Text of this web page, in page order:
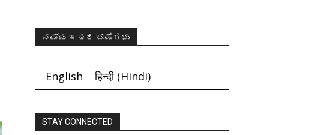
ನಮ್ಮ ಇತರ ಭಾಷೆಗಳು
English हिन्दी(Hindi)
STAY CONNECTED